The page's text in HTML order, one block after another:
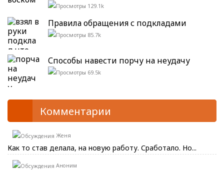
129.1k
Правила обращения с подкладами
85.7k
Способы навести порчу на неудачу
69.5k
Комментарии
Женя
Как то став делала, на новую работу. Сработало. Но...
Аноним